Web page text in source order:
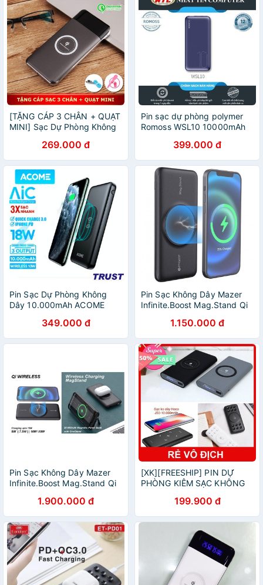
[TẶNG CÁP 3 CHÂN + QUẠT
MINI] Sạc Dự Phòng Không
STYLEQ9- SIÊU ĐỘC, SIÊU
ĐẸP
269.000 đ
Pin sạc dự phòng polymer
Romoss WSL10 10000mAh
sạc PD 18W (Xanh)
399.000 đ
Pin Sạc Dự Phòng Không
Dây 10.000mAh ACOME
10W - Sạc Nhanh PD +
QC3.0 18W - BẢO HÀNH 18
THÁNG
349.000 đ
Pin Sạc Không Dây Mazer
Infinite.Boost Mag.Stand Qi
1.150.000 đ
Pin Sạc Không Dây Mazer
Infinite.Boost Mag.Stand Qi
1.900.000 đ
[XK][FREESHIP] PIN DỰ
PHÒNG KIÊM SẠC KHÔNG
J50, J56 10.000MAH [HCM]
199.900 đ